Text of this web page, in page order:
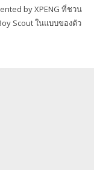
by XPENG ที่ชวน
Scout ในแบบของตัว